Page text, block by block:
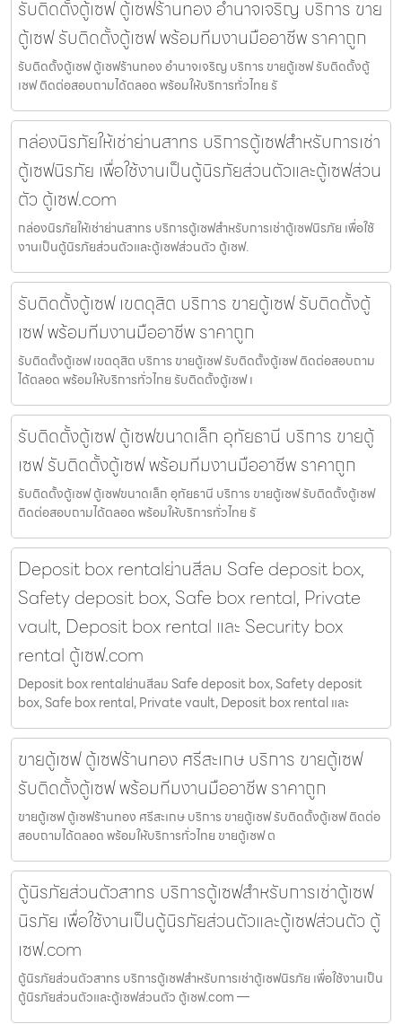
รับติดตั้งตู้เซฟ ตู้เซฟร้านทอง อำนาจเจริญ บริการ ขาย
ตู้เซฟ รับติดตั้งตู้เซฟ พร้อมทีมงานมืออาชีพ ราคาถูก
รับติดตั้งตู้เซฟ ตู้เซฟร้านทอง อำนาจเจริญ บริการ ขายตู้เซฟ รับติดตั้งตู้
เซฟ ติดต่อสอบถามได้ตลอด พร้อมให้บริการทั่วไทย รั
กล่องนิรภัยให้เช่าย่านสาทร บริการตู้เซฟสำหรับการเช่า
ตู้เซฟนิรภัย เพื่อใช้งานเป็นตู้นิรภัยส่วนตัวและตู้เซฟส่วน
ตัว ตู้เซฟ.com
กล่องนิรภัยให้เช่าย่านสาทร บริการตู้เซฟสำหรับการเช่าตู้เซฟนิรภัย เพื่อใช้
งานเป็นตู้นิรภัยส่วนตัวและตู้เซฟส่วนตัว ตู้เซฟ.
รับติดตั้งตู้เซฟ เขตดุสิต บริการ ขายตู้เซฟ รับติดตั้งตู้
เซฟ พร้อมทีมงานมืออาชีพ ราคาถูก
รับติดตั้งตู้เซฟ เขตดุสิต บริการ ขายตู้เซฟ รับติดตั้งตู้เซฟ ติดต่อสอบถาม
ได้ตลอด พร้อมให้บริการทั่วไทย รับติดตั้งตู้เซฟ เ
รับติดตั้งตู้เซฟ ตู้เซฟขนาดเล็ก อุทัยธานี บริการ ขายตู้
เซฟ รับติดตั้งตู้เซฟ พร้อมทีมงานมืออาชีพ ราคาถูก
รับติดตั้งตู้เซฟ ตู้เซฟขนาดเล็ก อุทัยธานี บริการ ขายตู้เซฟ รับติดตั้งตู้เซฟ
ติดต่อสอบถามได้ตลอด พร้อมให้บริการทั่วไทย รั
Deposit box rentalย่านสีลม Safe deposit box,
Safety deposit box, Safe box rental, Private
vault, Deposit box rental และ Security box
rental ตู้เซฟ.com
Deposit box rentalย่านสีลม Safe deposit box, Safety deposit
box, Safe box rental, Private vault, Deposit box rental และ
ขายตู้เซฟ ตู้เซฟร้านทอง ศรีสะเกษ บริการ ขายตู้เซฟ
รับติดตั้งตู้เซฟ พร้อมทีมงานมืออาชีพ ราคาถูก
ขายตู้เซฟ ตู้เซฟร้านทอง ศรีสะเกษ บริการ ขายตู้เซฟ รับติดตั้งตู้เซฟ ติดต่อ
สอบถามได้ตลอด พร้อมให้บริการทั่วไทย ขายตู้เซฟ ต
ตู้นิรภัยส่วนตัวสาทร บริการตู้เซฟสำหรับการเช่าตู้เซฟ
นิรภัย เพื่อใช้งานเป็นตู้นิรภัยส่วนตัวและตู้เซฟส่วนตัว ตู้
เซฟ.com
ตู้นิรภัยส่วนตัวสาทร บริการตู้เซฟสำหรับการเช่าตู้เซฟนิรภัย เพื่อใช้งานเป็น
ตู้นิรภัยส่วนตัวและตู้เซฟส่วนตัว ตู้เซฟ.com —